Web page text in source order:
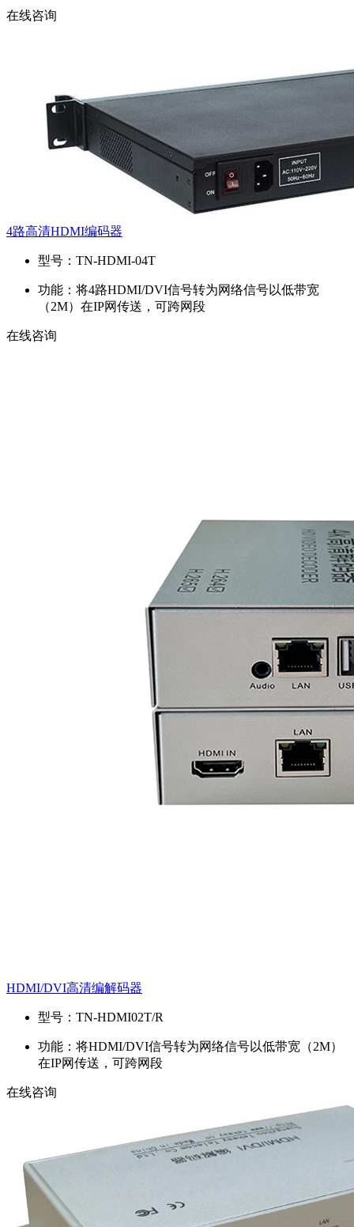
在线咨询
4路高清HDMI编码器
型号： TN-HDMI-04T
功能： 将4路HDMI/DVI信号转为网络信号以低带宽
（2M）在IP网传送，可跨网段
在线咨询
HDMI/DVI高清编解码器
型号： TN-HDMI02T/R
功能： 将HDMI/DVI信号转为网络信号以低带宽（2M）
在IP网传送，可跨网段
在线咨询